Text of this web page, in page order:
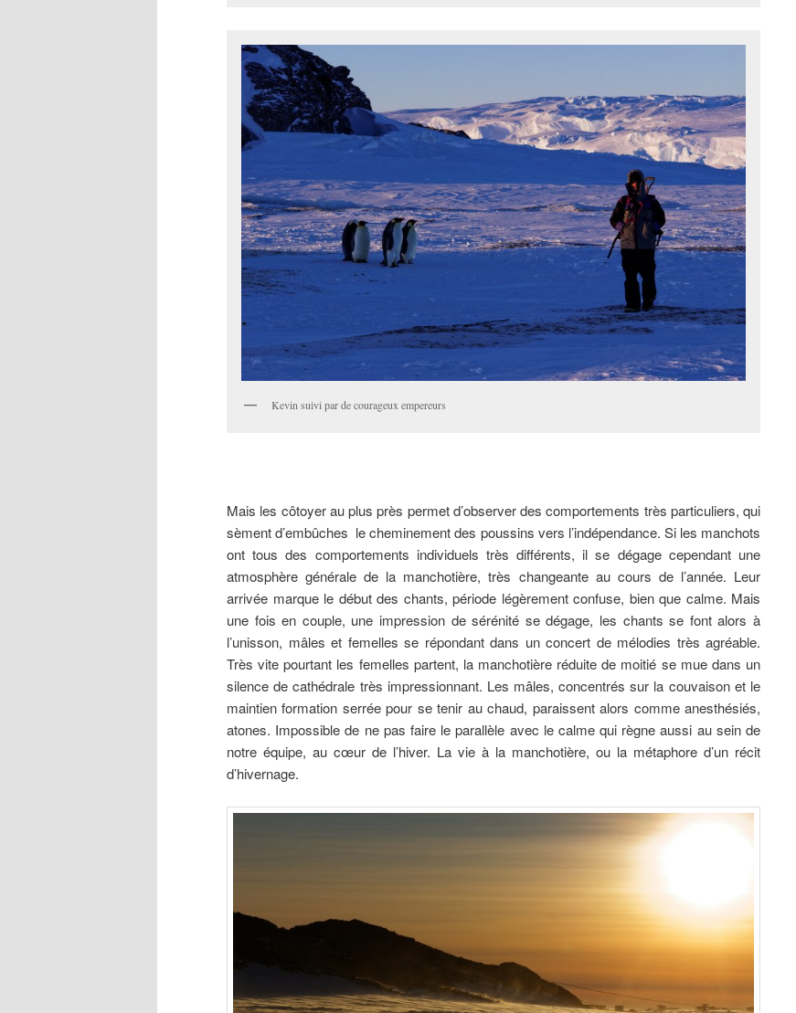
Kevin suivi par de courageux empereurs
Mais les côtoyer au plus près permet d’observer des comportements très particuliers, qui
sèment d’embûches le cheminement des poussins vers l’indépendance. Si les manchots
ont tous des comportements individuels très différents, il se dégage cependant une
atmosphère générale de la manchotière, très changeante au cours de l’année. Leur
arrivée marque le début des chants, période légèrement confuse, bien que calme. Mais
une fois en couple, une impression de sérénité se dégage, les chants se font alors à
l’unisson, mâles et femelles se répondant dans un concert de mélodies très agréable.
Très vite pourtant les femelles partent, la manchotière réduite de moitié se mue dans un
silence de cathédrale très impressionnant. Les mâles, concentrés sur la couvaison et le
maintien formation serrée pour se tenir au chaud, paraissent alors comme anesthésiés,
atones. Impossible de ne pas faire le parallèle avec le calme qui règne aussi au sein de
notre équipe, au cœur de l’hiver. La vie à la manchotière, ou la métaphore d’un récit
d’hivernage.